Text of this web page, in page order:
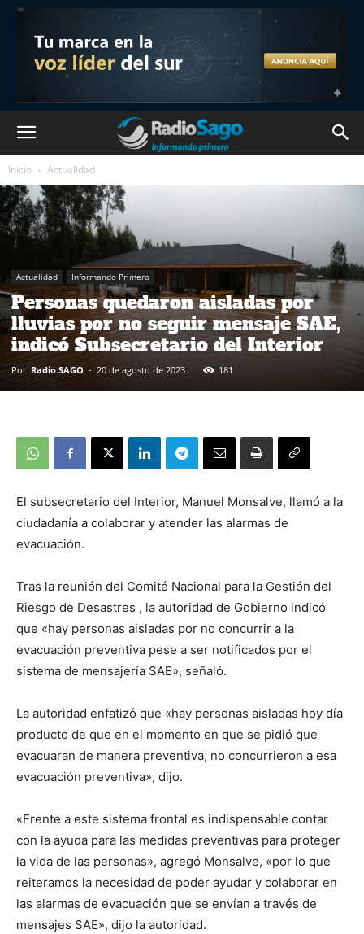
Inicio Actualidad
Actualidad Informando Primero
Personas quedaron aisladas por
lluvias por no seguir mensaje SAE,
indicó Subsecretario del Interior
Por Radio SAGO - 20 de agosto de 2023 181
El subsecretario del Interior, Manuel Monsalve, llamó a la
ciudadanía a colaborar y atender las alarmas de
evacuación.
Tras la reunión del Comité Nacional para la Gestión del
Riesgo de Desastres , la autoridad de Gobierno indicó
que «hay personas aisladas por no concurrir a la
evacuación preventiva pese a ser notificados por el
sistema de mensajería SAE», señaló.
La autoridad enfatizó que «hay personas aisladas hoy día
producto de que en el momento en que se pidió que
evacuaran de manera preventiva, no concurrieron a esa
evacuación preventiva», dijo.
«Frente a este sistema frontal es indispensable contar
con la ayuda para las medidas preventivas para proteger
la vida de las personas», agregó Monsalve, «por lo que
reiteramos la necesidad de poder ayudar y colaborar en
las alarmas de evacuación que se envían a través de
mensajes SAE», dijo la autoridad.